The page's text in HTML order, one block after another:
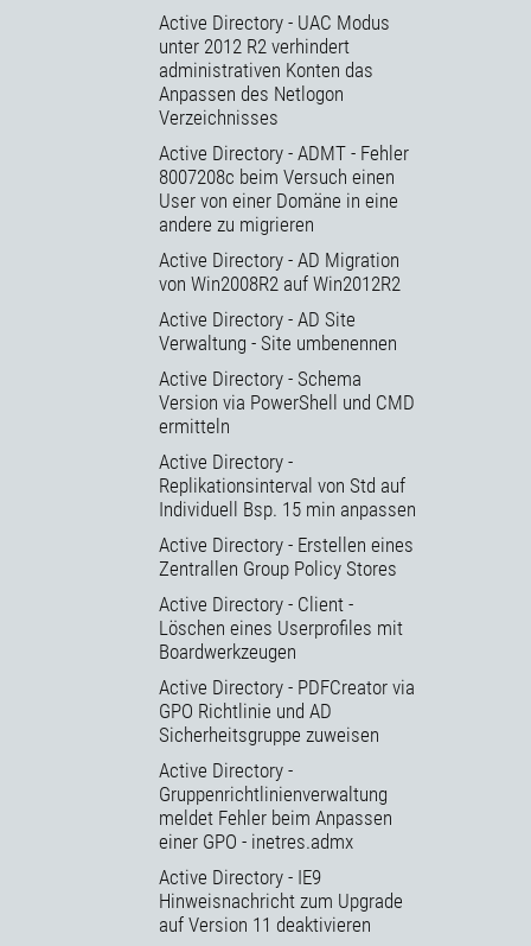
Active Directory - UAC Modus
unter 2012 R2 verhindert
administrativen Konten das
Anpassen des Netlogon
Verzeichnisses
Active Directory - ADMT - Fehler
8007208c beim Versuch einen
User von einer Domäne in eine
andere zu migrieren
Active Directory - AD Migration
von Win2008R2 auf Win2012R2
Active Directory - AD Site
Verwaltung - Site umbenennen
Active Directory - Schema
Version via PowerShell und CMD
ermitteln
Active Directory -
Replikationsinterval von Std auf
Individuell Bsp. 15 min anpassen
Active Directory - Erstellen eines
Zentrallen Group Policy Stores
Active Directory - Client -
Löschen eines Userprofiles mit
Boardwerkzeugen
Active Directory - PDFCreator via
GPO Richtlinie und AD
Sicherheitsgruppe zuweisen
Active Directory -
Gruppenrichtlinienverwaltung
meldet Fehler beim Anpassen
einer GPO - inetres.admx
Active Directory - IE9
Hinweisnachricht zum Upgrade
auf Version 11 deaktivieren